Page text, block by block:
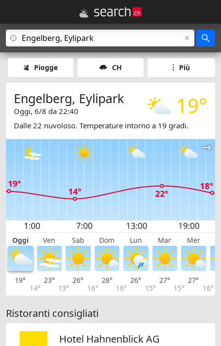
Piogge CH Più
19°
Engelberg, Eylipark
Oggi, 6/8 da 22:40
Dalle 22 nuvoloso. Temperature intorno a 19 gradi.
Oggi Ven Sab Dom Lun Mar Mer
19°
14°
23°
13°
26°
16°
28°
16°
26°
15°
27°
15°
27°
16°
Ristoranti consigliati
Hotel Hahnenblick AG